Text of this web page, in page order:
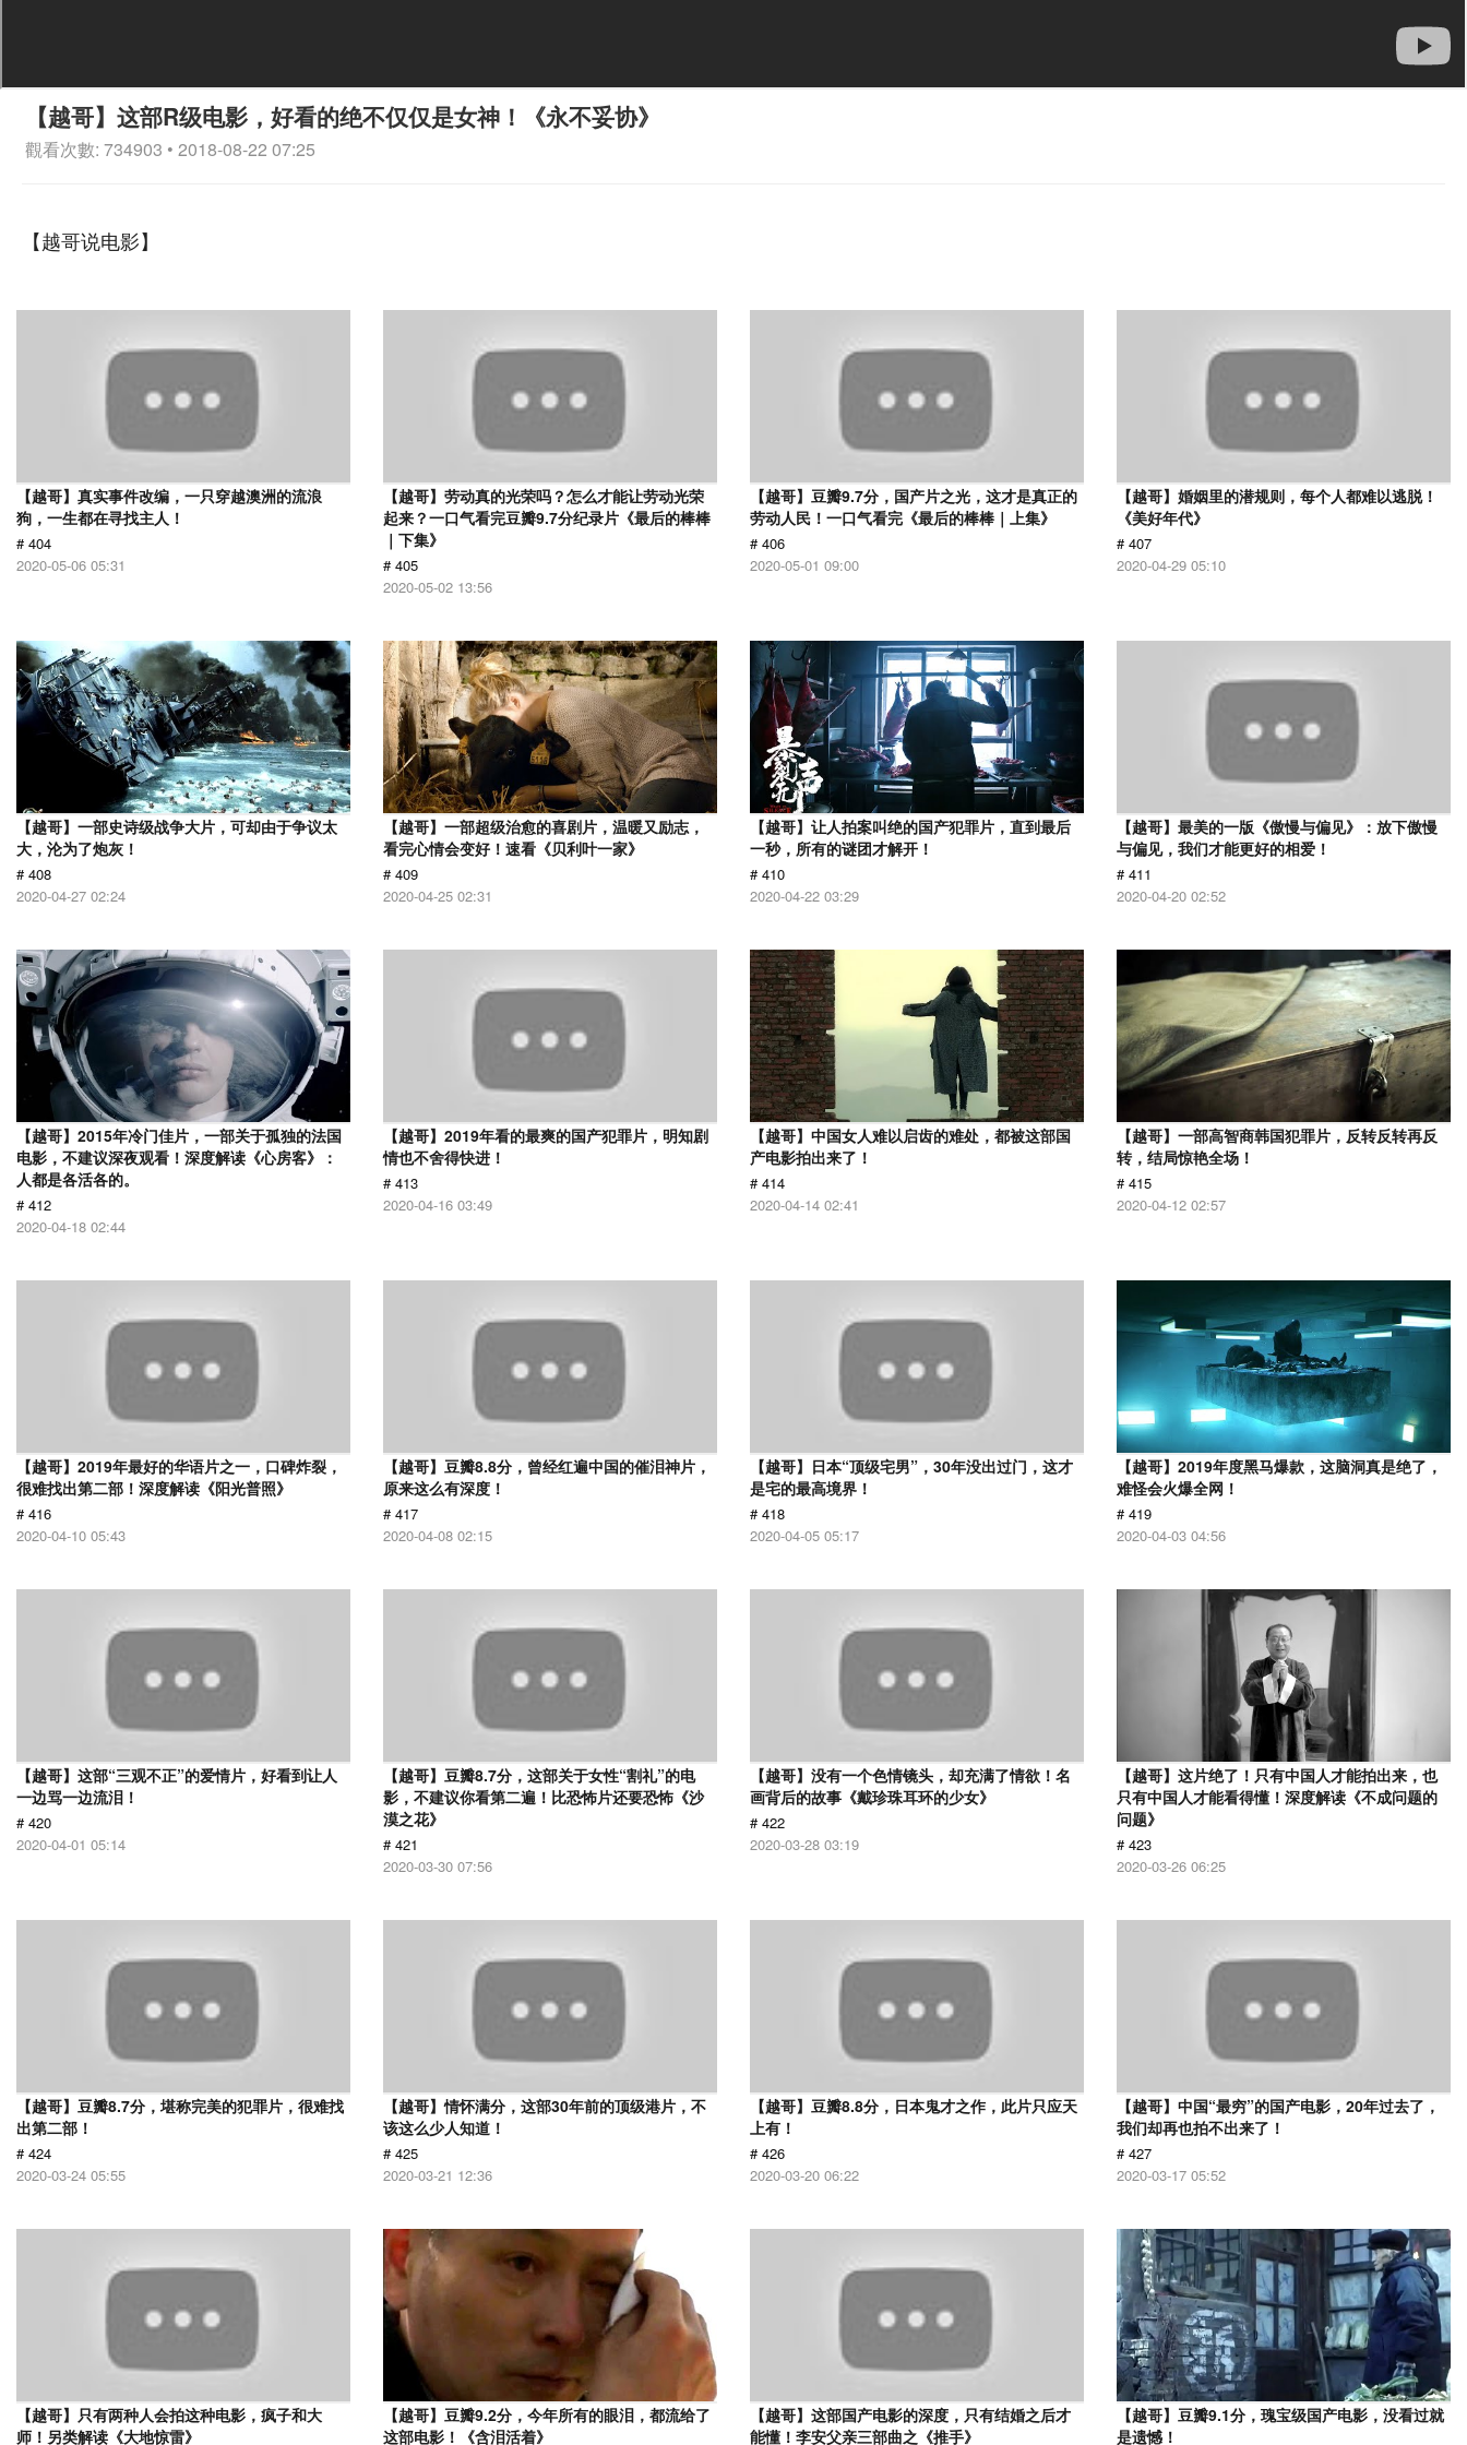
【越哥】这部R级电影，好看的绝不仅仅是女神！《永不妥协》
觀看次數: 734903 • 2018-08-22 07:25
【越哥说电影】
【越哥】真实事件改编，一只穿越澳洲的流浪
狗，一生都在寻找主人！
# 404
2020-05-06 05:31
【越哥】劳动真的光荣吗？怎么才能让劳动光荣
起来？一口气看完豆瓣9.7分纪录片《最后的棒棒
｜下集》
# 405
2020-05-02 13:56
【越哥】豆瓣9.7分，国产片之光，这才是真正的
劳动人民！一口气看完《最后的棒棒｜上集》
# 406
2020-05-01 09:00
【越哥】婚姻里的潜规则，每个人都难以逃脱！
《美好年代》
# 407
2020-04-29 05:10
【越哥】一部史诗级战争大片，可却由于争议太
大，沦为了炮灰！
# 408
2020-04-27 02:24
【越哥】一部超级治愈的喜剧片，温暖又励志，
看完心情会变好！速看《贝利叶一家》
# 409
2020-04-25 02:31
【越哥】让人拍案叫绝的国产犯罪片，直到最后
一秒，所有的谜团才解开！
# 410
2020-04-22 03:29
【越哥】最美的一版《傲慢与偏见》：放下傲慢
与偏见，我们才能更好的相爱！
# 411
2020-04-20 02:52
【越哥】2015年冷门佳片，一部关于孤独的法国
电影，不建议深夜观看！深度解读《心房客》：
人都是各活各的。
# 412
2020-04-18 02:44
【越哥】2019年看的最爽的国产犯罪片，明知剧
情也不舍得快进！
# 413
2020-04-16 03:49
【越哥】中国女人难以启齿的难处，都被这部国
产电影拍出来了！
# 414
2020-04-14 02:41
【越哥】一部高智商韩国犯罪片，反转反转再反
转，结局惊艳全场！
# 415
2020-04-12 02:57
【越哥】2019年最好的华语片之一，口碑炸裂，
很难找出第二部！深度解读《阳光普照》
# 416
2020-04-10 05:43
【越哥】豆瓣8.8分，曾经红遍中国的催泪神片，
原来这么有深度！
# 417
2020-04-08 02:15
【越哥】日本“顶级宅男”，30年没出过门，这才
是宅的最高境界！
# 418
2020-04-05 05:17
【越哥】2019年度黑马爆款，这脑洞真是绝了，
难怪会火爆全网！
# 419
2020-04-03 04:56
【越哥】这部“三观不正”的爱情片，好看到让人
一边骂一边流泪！
# 420
2020-04-01 05:14
【越哥】豆瓣8.7分，这部关于女性“割礼”的电
影，不建议你看第二遍！比恐怖片还要恐怖《沙
漠之花》
# 421
2020-03-30 07:56
【越哥】没有一个色情镜头，却充满了情欲！名
画背后的故事《戴珍珠耳环的少女》
# 422
2020-03-28 03:19
【越哥】这片绝了！只有中国人才能拍出来，也
只有中国人才能看得懂！深度解读《不成问题的
问题》
# 423
2020-03-26 06:25
【越哥】豆瓣8.7分，堪称完美的犯罪片，很难找
出第二部！
# 424
2020-03-24 05:55
【越哥】情怀满分，这部30年前的顶级港片，不
该这么少人知道！
# 425
2020-03-21 12:36
【越哥】豆瓣8.8分，日本鬼才之作，此片只应天
上有！
# 426
2020-03-20 06:22
【越哥】中国“最穷”的国产电影，20年过去了，
我们却再也拍不出来了！
# 427
2020-03-17 05:52
【越哥】只有两种人会拍这种电影，疯子和大
师！另类解读《大地惊雷》
【越哥】豆瓣9.2分，今年所有的眼泪，都流给了
这部电影！《含泪活着》
【越哥】这部国产电影的深度，只有结婚之后才
能懂！李安父亲三部曲之《推手》
【越哥】豆瓣9.1分，瑰宝级国产电影，没看过就
是遗憾！